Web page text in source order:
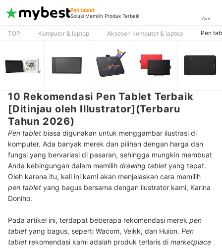
Pen tablet
Solusi Memilih Produk Terbaik
Cari
TOP Komputer & laptop Aksesori komputer & laptop Pen
10 Rekomendasi Pen Tablet Terbaik
[Ditinjau oleh Illustrator](Terbaru
Tahun 2026)
Pen tablet biasa digunakan untuk menggambar ilustrasi di
komputer. Ada banyak merek dan pilihan dengan harga dan
fungsi yang bervariasi di pasaran, sehingga mungkin membuat
Anda kebingungan dalam memilih drawing tablet yang tepat.
Oleh karena itu, kali ini kami akan menjelaskan cara memilih
pen tablet yang bagus bersama dengan ilustrator kami, Karina
Doniho.
Pada artikel ini, terdapat beberapa rekomendasi merek pen
tablet yang bagus, seperti Wacom, Veikk, dan Huion. Pen
tablet rekomendasi kami adalah produk terlaris di marketplace